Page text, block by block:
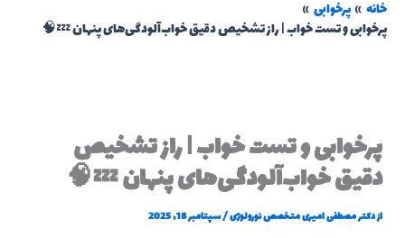
خانه
پرخوابی
پرخوابی و تست خواب | راز تشخیص دقیق خواب‌آلودگی‌های پنهان 💤🧠
پرخوابی و تست خواب | راز تشخیص
دقیق خواب‌آلودگی‌های پنهان 💤🧠
ازدکتر مصطفی امیری متخصص نورولوژی/سپتامبر 18, 2025